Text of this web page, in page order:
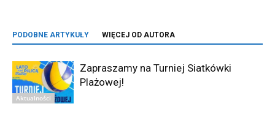
PODOBNE ARTYKUŁY WIĘCEJ OD AUTORA
Aktualności
Zapraszamy na Turniej Siatkówki
Plażowej!